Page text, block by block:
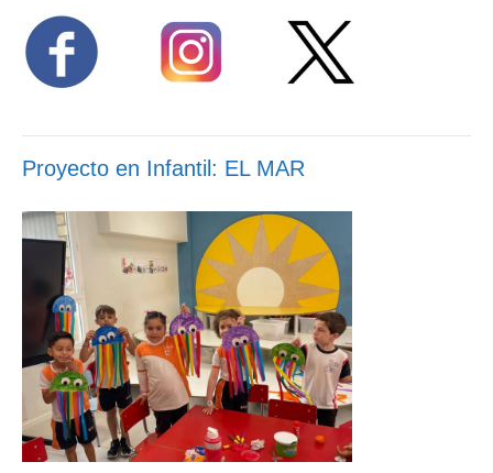
Proyecto en Infantil: EL MAR